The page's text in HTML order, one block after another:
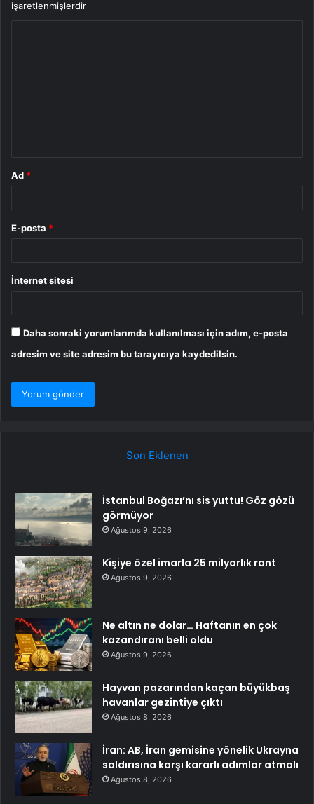
işaretlenmişlerdir
Ad *
E-posta *
İnternet sitesi
Daha sonraki yorumlarımda kullanılması için adım, e-posta
adresim ve site adresim bu tarayıcıya kaydedilsin.
Son Eklenen
İstanbul Boğazı’nı sis yuttu! Göz gözü
görmüyor
Ağustos 9, 2026
Kişiye özel imarla 25 milyarlık rant
Ağustos 9, 2026
Ne altın ne dolar… Haftanın en çok
kazandıranı belli oldu
Ağustos 9, 2026
Hayvan pazarından kaçan büyükbaş
havanlar gezintiye çıktı
Ağustos 8, 2026
İran: AB, İran gemisine yönelik Ukrayna
saldırısına karşı kararlı adımlar atmalı
Ağustos 8, 2026